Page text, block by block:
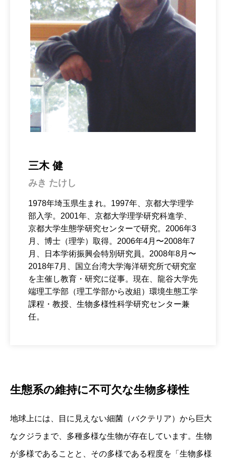
三木 健
みき たけし
1978年埼玉県生まれ。1997年、京都大学理学
部入学。2001年、京都大学理学研究科進学、
京都大学生態学研究センターで研究。2006年3
月、博士（理学）取得。2006年4月〜2008年7
月、日本学術振興会特別研究員。2008年8月〜
2018年7月、国立台湾大学海洋研究所で研究室
を主催し教育・研究に従事。現在、龍谷大学先
端理工学部（理工学部から改組）環境生態工学
課程・教授、生物多様性科学研究センター兼
任。
生態系の維持に不可欠な生物多様性
地球上には、目に見えない細菌（バクテリア）から巨大
なクジラまで、多種多様な生物が存在しています。生物
が多様であることと、その多様である程度を「生物多様